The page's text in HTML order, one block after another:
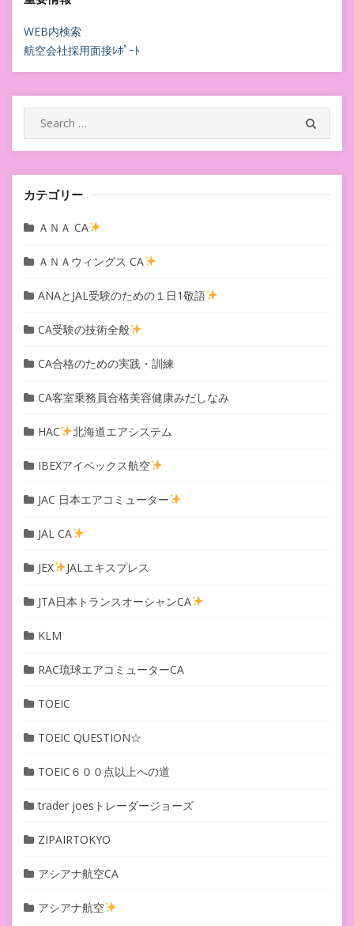
ナ
ビ
ゲ
ー
シ
ョ
ン
WEB内検索
航空会社採用面接ﾚﾎﾟｰﾄ
Search
for:
カテゴリー
ＡＮＡ CA
ＡＮＡウィングス CA
ANAとJAL受験のための１日1敬語
CA受験の技術全般
CA合格のための実践・訓練
CA客室乗務員合格美容健康みだしなみ
HAC 北海道エアシステム
IBEXアイベックス航空
JAC 日本エアコミューター
JAL CA
JEX JALエキスプレス
JTA日本トランスオーシャンCA
KLM
RAC琉球エアコミューターCA
TOEIC
TOEIC QUESTION☆
TOEIC６００点以上への道
trader joesトレーダージョーズ
ZIPAIRTOKYO
アシアナ航空CA
アシアナ航空